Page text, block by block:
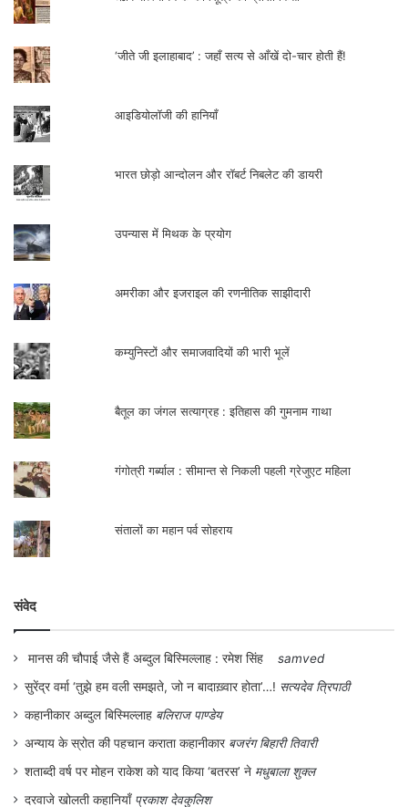
‘जीते जी इलाहाबाद’ : जहाँ सत्य से आँखें दो-चार होती हैं!
आइडियोलॉजी की हानियाँ
भारत छोड़ो आन्दोलन और रॉबर्ट निबलेट की डायरी
उपन्यास में मिथक के प्रयोग
अमरीका और इजराइल की रणनीतिक साझीदारी
कम्युनिस्टों और समाजवादियों की भारी भूलें
बैतूल का जंगल सत्याग्रह : इतिहास की गुमनाम गाथा
गंगोत्री गर्ब्याल : सीमान्त से निकली पहली ग्रेजुएट महिला
संतालों का महान पर्व सोहराय
संवेद
मानस की चौपाई जैसे हैं अब्दुल बिस्मिल्लाह : रमेश सिंह
samved
सुरेंद्र वर्मा ‘तुझे हम वली समझते, जो न बादाख़्वार होता’…! सत्यदेव त्रिपाठी
कहानीकार अब्दुल बिस्मिल्लाह बलिराज पाण्डेय
अन्याय के स्रोत की पहचान कराता कहानीकार बजरंग बिहारी तिवारी
शताब्दी वर्ष पर मोहन राकेश को याद किया ‘बतरस’ ने मधुबाला शुक्ल
दरवाजे खोलती कहानियाँ प्रकाश देवकुलिश